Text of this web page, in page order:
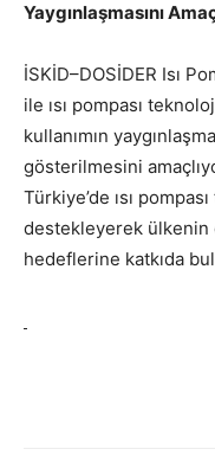
Yaygınlaşmasını
İSKİD–DOSİDER Isı
ile ısı pompası
kullanımın
gösterilmesini
Türkiye’de ısı
destekleyerek ülkenin
hedeflerine katkıda